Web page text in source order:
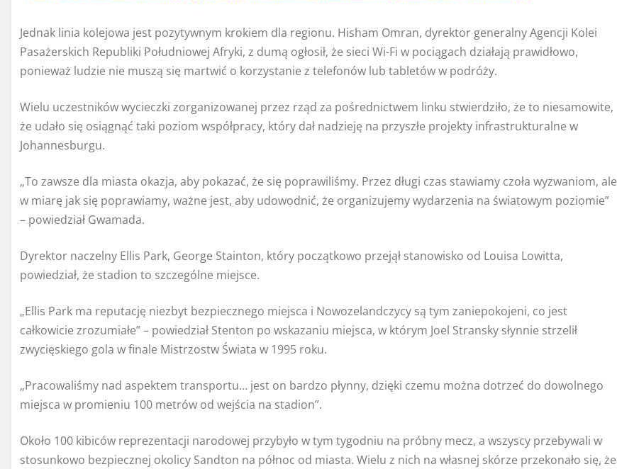
Jednak linia kolejowa jest pozytywnym krokiem dla regionu. Hisham Omran, dyrektor generalny Agencji Kolei
Pasażerskich Republiki Południowej Afryki, z dumą ogłosił, że sieci Wi-Fi w pociągach działają prawidłowo,
ponieważ ludzie nie muszą się martwić o korzystanie z telefonów lub tabletów w podróży.
Wielu uczestników wycieczki zorganizowanej przez rząd za pośrednictwem linku stwierdziło, że to niesamowite,
że udało się osiągnąć taki poziom współpracy, który dał nadzieję na przyszłe projekty infrastrukturalne w
Johannesburgu.
„To zawsze dla miasta okazja, aby pokazać, że się poprawiliśmy. Przez długi czas stawiamy czoła wyzwaniom, ale
w miarę jak się poprawiamy, ważne jest, aby udowodnić, że organizujemy wydarzenia na światowym poziomie”
– powiedział Gwamada.
Dyrektor naczelny Ellis Park, George Stainton, który początkowo przejął stanowisko od Louisa Lowitta,
powiedział, że stadion to szczególne miejsce.
„Ellis Park ma reputację niezbyt bezpiecznego miejsca i Nowozelandczycy są tym zaniepokojeni, co jest
całkowicie zrozumiałe” – powiedział Stenton po wskazaniu miejsca, w którym Joel Stransky słynnie strzelił
zwycięskiego gola w finale Mistrzostw Świata w 1995 roku.
„Pracowaliśmy nad aspektem transportu… jest on bardzo płynny, dzięki czemu można dotrzeć do dowolnego
miejsca w promieniu 100 metrów od wejścia na stadion”.
Około 100 kibiców reprezentacji narodowej przybyło w tym tygodniu na próbny mecz, a wszyscy przebywali w
stosunkowo bezpiecznej okolicy Sandton na północ od miasta. Wielu z nich na własnej skórze przekonało się, że